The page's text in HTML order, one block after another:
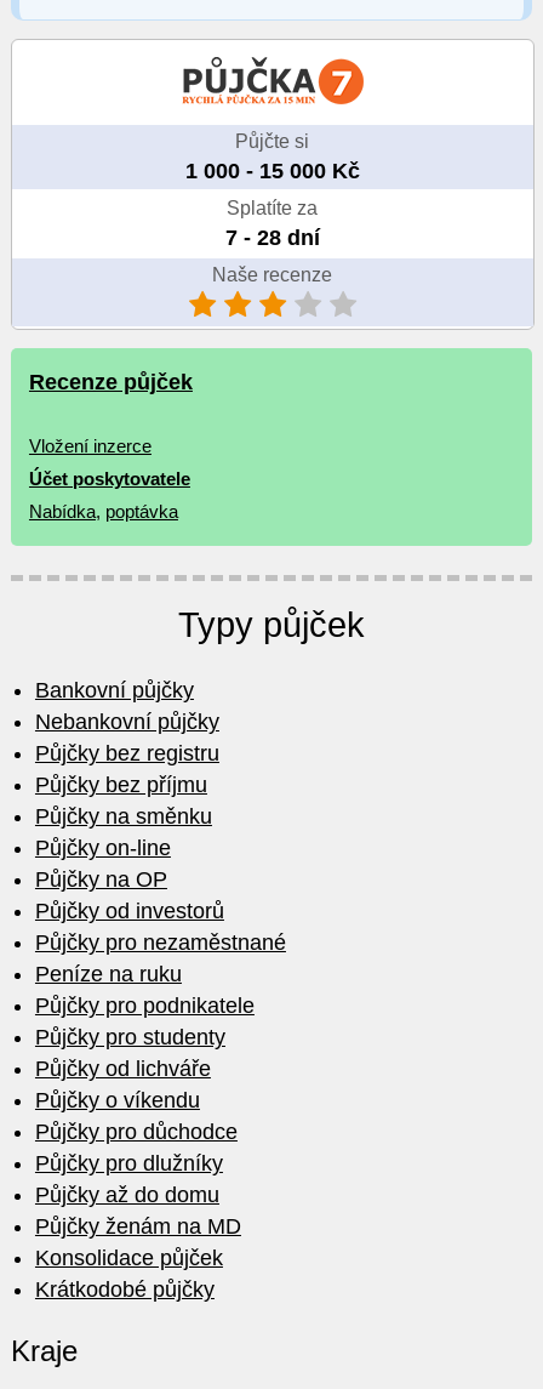
Půjčte si
1 000 - 15 000 Kč
Splatíte za
7 - 28 dní
Naše recenze
Recenze půjček
Vložení inzerce
Účet poskytovatele
Nabídka, poptávka
Typy půjček
Bankovní půjčky
Nebankovní půjčky
Půjčky bez registru
Půjčky bez příjmu
Půjčky na směnku
Půjčky on-line
Půjčky na OP
Půjčky od investorů
Půjčky pro nezaměstnané
Peníze na ruku
Půjčky pro podnikatele
Půjčky pro studenty
Půjčky od lichváře
Půjčky o víkendu
Půjčky pro důchodce
Půjčky pro dlužníky
Půjčky až do domu
Půjčky ženám na MD
Konsolidace půjček
Krátkodobé půjčky
Kraje